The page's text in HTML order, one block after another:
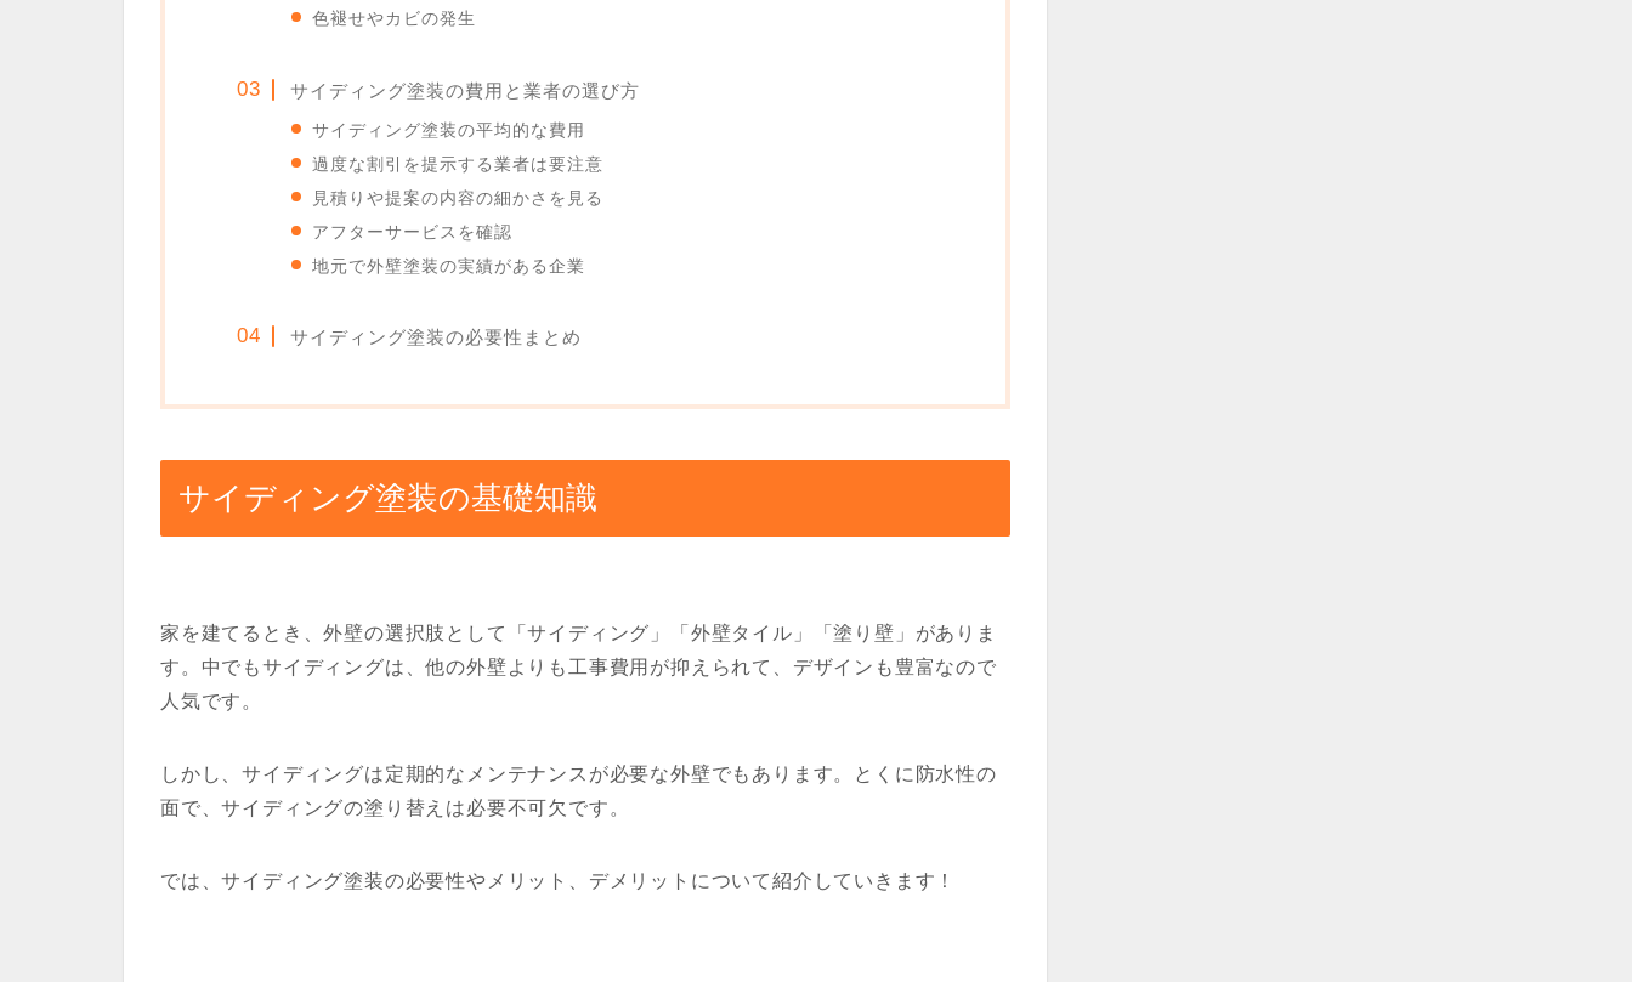
色褪せやカビの発生
サイディング塗装の費用と業者の選び方
サイディング塗装の平均的な費用
過度な割引を提示する業者は要注意
見積りや提案の内容の細かさを見る
アフターサービスを確認
地元で外壁塗装の実績がある企業
サイディング塗装の必要性まとめ
サイディング塗装の基礎知識
家を建てるとき、外壁の選択肢として「サイディング」「外壁タイル」「塗り壁」がありま
す。中でもサイディングは、他の外壁よりも工事費用が抑えられて、デザインも豊富なので
人気です。
しかし、サイディングは定期的なメンテナンスが必要な外壁でもあります。とくに防水性の
面で、サイディングの塗り替えは必要不可欠です。
では、サイディング塗装の必要性やメリット、デメリットについて紹介していきます！